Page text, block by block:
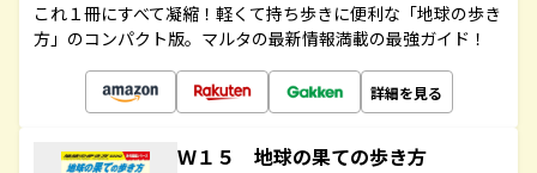
これ１冊にすべて凝縮！軽くて持ち歩きに便利な「地球の歩き
方」のコンパクト版。マルタの最新情報満載の最強ガイド！
詳細を見る
Ｗ１５ 地球の果ての歩き方